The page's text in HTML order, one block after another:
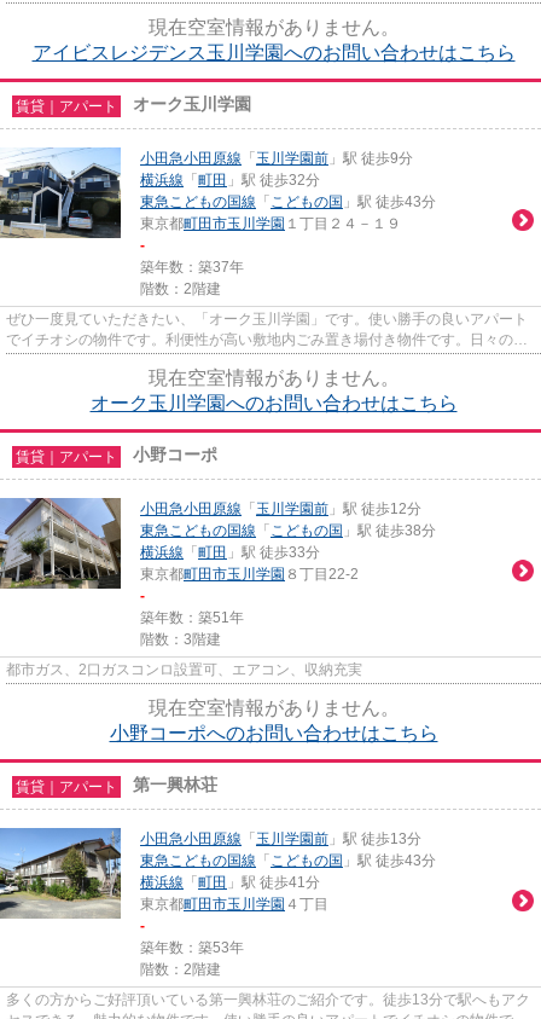
現在空室情報がありません。
アイビスレジデンス玉川学園へのお問い合わせはこちら
賃貸｜アパート オーク玉川学園
小田急小田原線 「 玉川学園前 」駅 徒歩9分
横浜線 「 町田 」駅 徒歩32分
東急こどもの国線 「 こどもの国 」駅 徒歩43分
東京都町田市玉川学園 １丁目２４－１９
-
築年数：築37年
階数：2階建
ぜひ一度見ていただきたい、「オーク玉川学園」です。使い勝手の良いアパート
でイチオシの物件です。利便性が高い敷地内ごみ置き場付き物件です。日々のご
現在空室情報がありません。
オーク玉川学園へのお問い合わせはこちら
賃貸｜アパート 小野コーポ
小田急小田原線 「 玉川学園前 」駅 徒歩12分
東急こどもの国線 「 こどもの国 」駅 徒歩38分
横浜線 「 町田 」駅 徒歩33分
東京都町田市玉川学園 ８丁目22-2
-
築年数：築51年
階数：3階建
都市ガス、2口ガスコンロ設置可、エアコン、収納充実
現在空室情報がありません。
小野コーポへのお問い合わせはこちら
賃貸｜アパート 第一興林荘
小田急小田原線 「 玉川学園前 」駅 徒歩13分
東急こどもの国線 「 こどもの国 」駅 徒歩43分
横浜線 「 町田 」駅 徒歩41分
東京都町田市玉川学園 ４丁目
-
築年数：築53年
階数：2階建
多くの方からご好評頂いている第一興林荘のご紹介です。徒歩13分で駅へもアク